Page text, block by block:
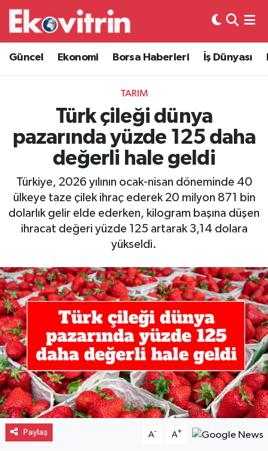
Güncel Ekonomi Borsa Haberleri İş Dünyası
TARIM
Türk çileği dünya
pazarında yüzde 125 daha
değerli hale geldi
Türkiye, 2026 yılının ocak-nisan döneminde 40
ülkeye taze çilek ihraç ederek 20 milyon 871 bin
dolarlık gelir elde ederken, kilogram başına düşen
ihracat değeri yüzde 125 artarak 3,14 dolara
yükseldi.
Paylaş A- A+
Güncel
Ekonomi
Borsa Haberleri
İş Dünyası
Lojistik
Otovitrin
Asayiş
Gayrimenkul
Eğitim
Hava Durumu
Trafik Durumu
Süper Lig Puan Durumu ve Fikstür
Tüm Manşetler
Son Dakika Haberleri
Haber Arşivi